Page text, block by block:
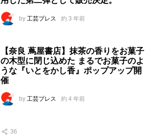
by 工芸プレス 約 3 年前
【奈良 蔦屋書店】抹茶の香りをお菓子
の木型に閉じ込めた まるでお菓子のよ
うな『いとをかし香』ポップアップ開
催
by 工芸プレス 約 4 年前
36